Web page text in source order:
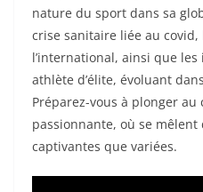
nature du sport dans sa
crise sanitaire liée au
l’international, ainsi que
athlète d’élite, évoluant
Préparez-vous à plonger
passionnante, où se
captivantes que variées.